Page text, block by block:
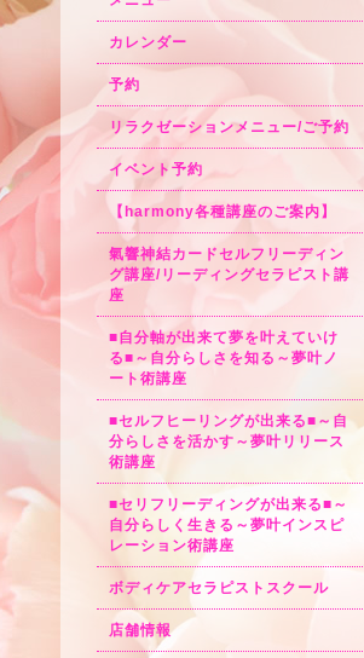
カレンダー
予約
リラクゼーションメニュー/ご予約
イベント予約
【harmony各種講座のご案内】
氣響神結カードセルフリーディン
グ講座/リーディングセラピスト講
座
■自分軸が出来て夢を叶えていけ
る■～自分らしさを知る～夢叶ノ
ート術講座
■セルフヒーリングが出来る■～自
分らしさを活かす～夢叶リリース
術講座
■セリフリーディングが出来る■～
自分らしく生きる～夢叶インスピ
レーション術講座
ボディケアセラピストスクール
店舗情報